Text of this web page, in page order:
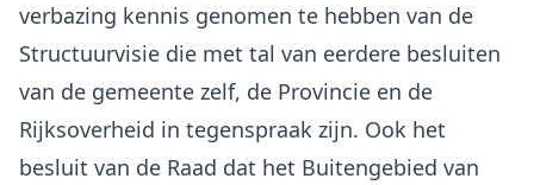
verbazing kennis genomen te hebben van de
Structuurvisie die met tal van eerdere besluiten
van de gemeente zelf, de Provincie en de
Rijksoverheid in tegenspraak zijn. Ook het
besluit van de Raad dat het Buitengebied van